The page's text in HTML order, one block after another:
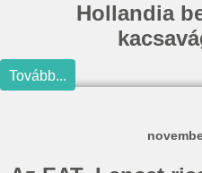
Hollandia
Tovább...